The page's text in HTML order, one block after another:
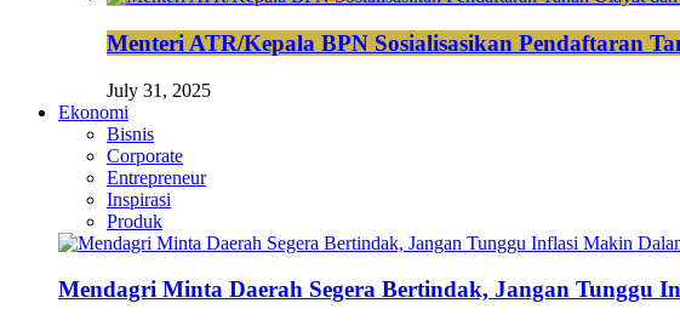
Menteri ATR/Kepala BPN Sosialisasikan Pendaftaran
July 31, 2025
Ekonomi
Bisnis
Corporate
Entrepreneur
Inspirasi
Produk
Mendagri Minta Daerah Segera Bertindak, Jangan Tunggu